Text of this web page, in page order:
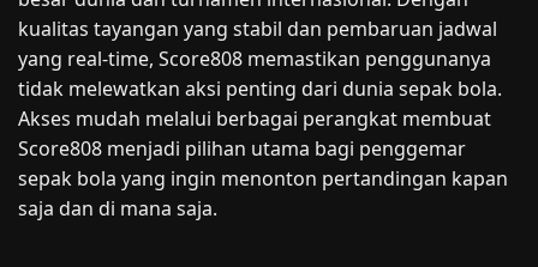
kualitas tayangan yang stabil dan pembaruan jadwal
yang real-time, Score808 memastikan penggunanya
tidak melewatkan aksi penting dari dunia sepak bola.
Akses mudah melalui berbagai perangkat membuat
Score808 menjadi pilihan utama bagi penggemar
sepak bola yang ingin menonton pertandingan kapan
saja dan di mana saja.